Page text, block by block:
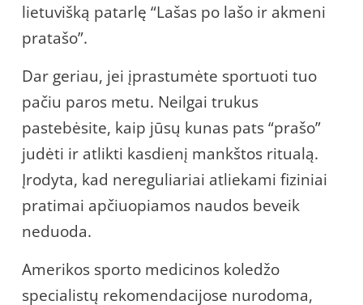
lietuvišką patarlę “Lašas po lašo ir akmeni
pratašo”.
Dar geriau, jei įprastumėte sportuoti tuo
pačiu paros metu. Neilgai trukus
pastebėsite, kaip jūsų kunas pats “prašo”
judėti ir atlikti kasdienį mankštos ritualą.
Įrodyta, kad nereguliariai atliekami fiziniai
pratimai apčiuopiamos naudos beveik
neduoda.
Amerikos sporto medicinos koledžo
specialistų rekomendacijose nurodoma,